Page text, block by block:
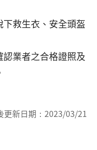
救生衣、安全頭盔
業者之合格證照及
更新日期： 2023/03/21